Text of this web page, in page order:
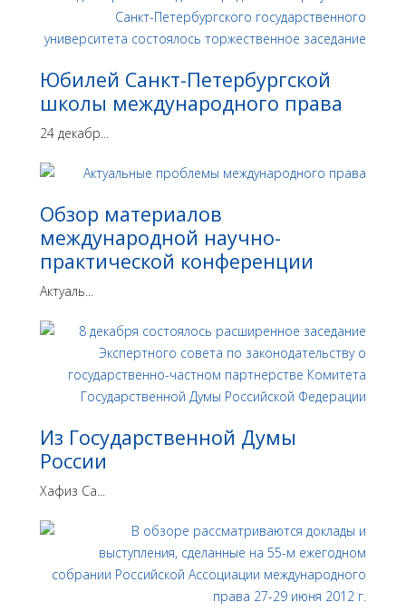
Юбилей Санкт-Петербургской
школы международного права
24 декабр...
Обзор материалов
международной научно-
практической конференции
Актуаль...
Из Государственной Думы
России
Хафиз Са...